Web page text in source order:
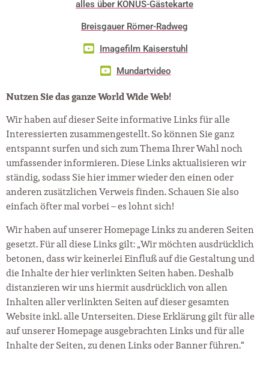
alles über KONUS-Gästekarte
Breisgauer Römer-Radweg
Imagefilm Kaiserstuhl
Mundartvideo
Nutzen Sie das ganze World Wide Web!
Wir haben auf dieser Seite informative Links für alle
Interessierten zusammengestellt. So können Sie ganz
entspannt surfen und sich zum Thema Ihrer Wahl noch
umfassender informieren. Diese Links aktualisieren wir
ständig, sodass Sie hier immer wieder den einen oder
anderen zusätzlichen Verweis finden. Schauen Sie also
einfach öfter mal vorbei – es lohnt sich!
Wir haben auf unserer Homepage Links zu anderen Seiten
gesetzt. Für all diese Links gilt: „Wir möchten ausdrücklich
betonen, dass wir keinerlei Einfluß auf die Gestaltung und
die Inhalte der hier verlinkten Seiten haben. Deshalb
distanzieren wir uns hiermit ausdrücklich von allen
Inhalten aller verlinkten Seiten auf dieser gesamten
Website inkl. alle Unterseiten. Diese Erklärung gilt für alle
auf unserer Homepage ausgebrachten Links und für alle
Inhalte der Seiten, zu denen Links oder Banner führen.“